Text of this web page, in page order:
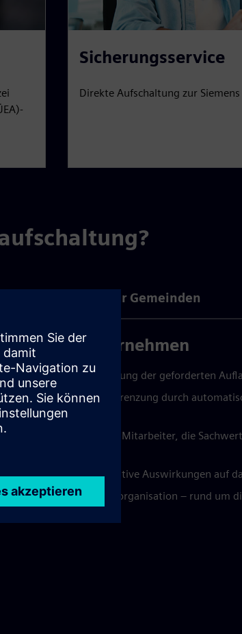
Sicherungsservice
Direkte Aufschaltung zur
Vorteile für Gemeinden
Sie als Unternehmen
Lösung bei Sicherstellung der geforderten
und Schadensbegrenzung durch
Schutz für die eigenen Mitarbeiter, die
hat positive Auswirkungen auf
Serviceorganisation – rund um